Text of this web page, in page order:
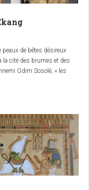
d'Internet.
de bêtes désireux
cité des brumes et des
Odim Sosolé, « les